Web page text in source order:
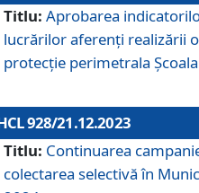
Titlu: Aprobarea
lucrărilor aferenți realizării
protecție perimetrala
928/21.12.2023
Titlu: Continuarea
colectarea selectivă în